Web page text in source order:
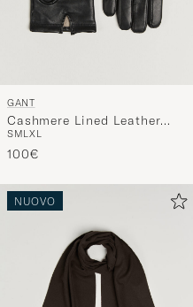
Cashmere Lined Leather
Glove Black
SM LXL
NUOVO